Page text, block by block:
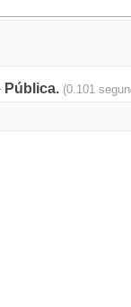
Pública. (0.101